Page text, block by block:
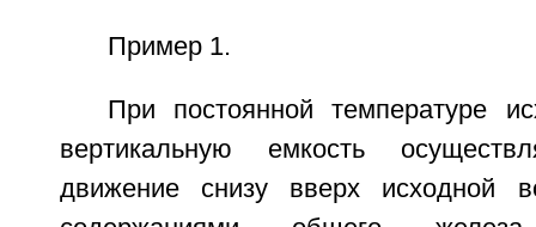
Пример 1.
При постоянной температуре
вертикальную емкость
движение снизу вверх исходной